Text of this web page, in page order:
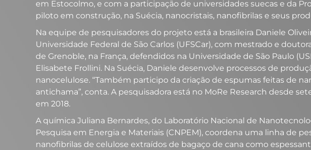
em Estocolmo, e com a participação de universidades suecas e da
piloto em construção, na Suécia, nanocristais, nanofibrilas e seus
Na equipe de pesquisadores do projeto está a brasileira Daniele
Universidade Federal de São Carlos (UFSCar), com mestrado e
de Grenoble, na França, defendidos na Universidade de São Paulo
Elisabete Frollini. Na Suécia, Daniele desenvolve processos de
nanocelulose. “Também participo da criação de espumas feitas de
antichama”, conta. A pesquisadora está no MoRe Research desde
em 2018.
A química Juliana Bernardes, do Laboratório Nacional de
Pesquisa em Energia e Materiais (CNPEM), coordena uma linha de
nanofibrilas de celulose extraídos de bagaço de cana como